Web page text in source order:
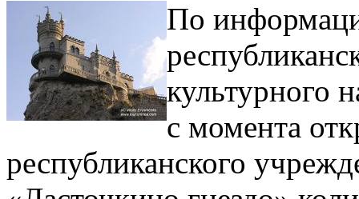
По
культурного
с момента
республиканского